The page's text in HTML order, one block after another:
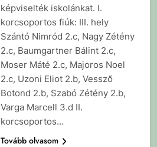
képviselték iskolánkat. I.
korcsoportos fiúk: III. hely
Szántó Nimród 2.c, Nagy Zétény
2.c, Baumgartner Bálint 2.c,
Moser Máté 2.c, Majoros Noel
2.c, Uzoni Eliot 2.b, Vessző
Botond 2.b, Szabó Zétény 2.b,
Varga Marcell 3.d II.
korcsoportos…
Tovább olvasom